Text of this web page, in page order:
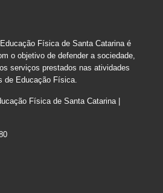
Física de Santa Catarina é
o objetivo de defender a sociedade,
serviços prestados nas atividades
de Educação Física.
Física de Santa Catarina |